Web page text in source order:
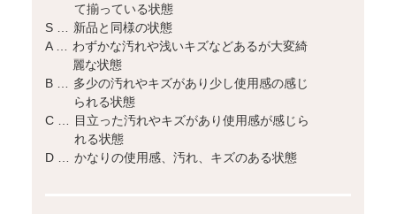
て揃っている状態
S …
新品と同様の状態
A …
わずかな汚れや浅いキズなどあるが大変綺
麗な状態
B …
多少の汚れやキズがあり少し使用感の感じ
られる状態
C …
目立った汚れやキズがあり使用感が感じら
れる状態
D …
かなりの使用感、汚れ、キズのある状態